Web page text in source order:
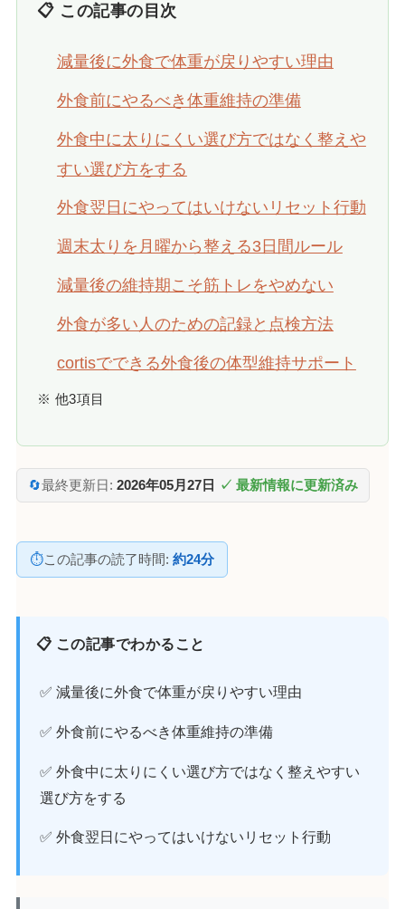
📋 この記事の目次
減量後に外食で体重が戻りやすい理由
外食前にやるべき体重維持の準備
外食中に太りにくい選び方ではなく整えや
すい選び方をする
外食翌日にやってはいけないリセット行動
週末太りを月曜から整える3日間ルール
減量後の維持期こそ筋トレをやめない
外食が多い人のための記録と点検方法
cortisでできる外食後の体型維持サポート
※ 他3項目
🔄最終更新日: 2026年05月27日 ✓ 最新情報に更新済み
⏱この記事の読了時間: 約24分
📋 この記事でわかること
✅ 減量後に外食で体重が戻りやすい理由
✅ 外食前にやるべき体重維持の準備
✅ 外食中に太りにくい選び方ではなく整えやすい
選び方をする
✅ 外食翌日にやってはいけないリセット行動